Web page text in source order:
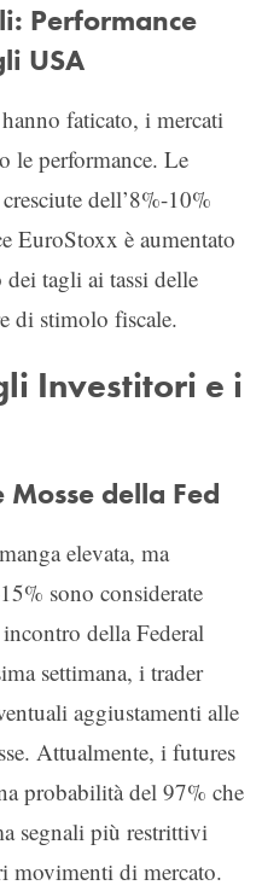
Performance
USA
faticato, i mercati
le performance. Le
dell’8%-10%
EuroStoxx è aumentato
tagli ai tassi delle
di stimolo fiscale.
Investitori e i
della Fed
elevata, ma
sono considerate
della Federal
settimana, i trader
aggiustamenti alle
Attualmente, i futures
probabilità del 97% che
segnali più restrittivi
movimenti di mercato.